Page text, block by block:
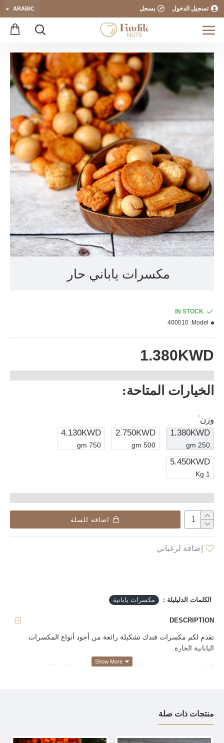
تسجيل الدخول يسجل ARABIC
مكسرات ياباني حار
1.380KWD
IN STOCK
Model:
400010
الخيارات المتاحة:
وزن
1.380KWD
250 gm
2.750KWD
500 gm
4.130KWD
750 gm
5.450KWD
1 Kg
اضافة للسلة
إضافة لرغباتي
الكلمات الدليليلة : مكسرات يابانية
DESCRIPTION
تقدم لكم مكسرات فندك تشكيلة رائعة من أجود أنواع المكسرات
اليابانية الحارة.
المكسرات تصنع من الأرز وهذا ما جعلها سناك مفيد وجيد.
تحضير المكسرات يستغرق 15 يوم وتحضر بطريقتين إما بالخبز أو
منتجات ذات صلة